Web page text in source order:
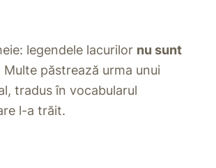
legendele lacurilor nu sunt
Multe păstrează urma unui
tradus în vocabularul
l-a trăit.